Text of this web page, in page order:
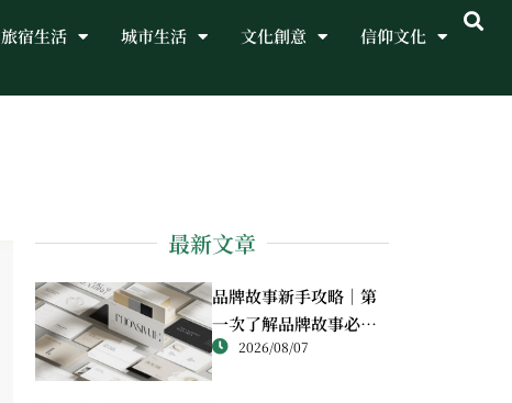
旅宿生活 城市生活 文化創意 信仰文化
最新文章
品牌故事新手攻略｜第
一次了解品牌故事必讀
重點2026/08/07